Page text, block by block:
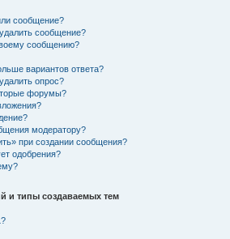
сообщение?
сообщение?
сообщению?
вариантов ответа?
опрос?
форумы?
модератору?
при создании сообщения?
одобрения?
и типы создаваемых тем